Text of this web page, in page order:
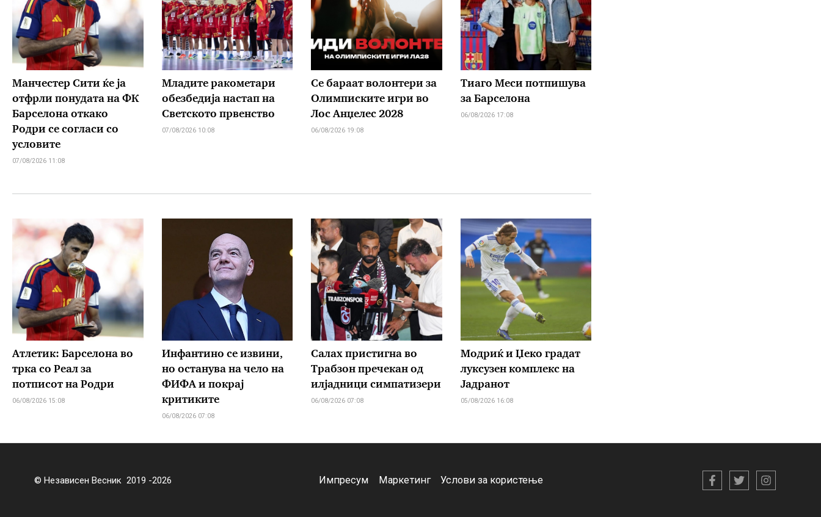
Манчестер Сити ќе ја
отфрли понудата на ФК
Барселона откако
Родри се согласи со
условите
07/08/2026 11:08
Младите ракометари
обезбедија настап на
Светското првенство
07/08/2026 10:08
Се бараат волонтери за
Олимписките игри во
Лос Анџелес 2028
06/08/2026 19:08
Тиаго Меси потпишува
за Барселона
06/08/2026 17:08
Атлетик: Барселона во
трка со Реал за
потписот на Родри
06/08/2026 15:08
Инфантино се извини,
но останува на чело на
ФИФА и покрај
критиките
06/08/2026 07:08
Салах пристигна во
Трабзон пречекан од
илјадници симпатизери
06/08/2026 07:08
Модриќ и Џеко градат
луксузен комплекс на
Јадранот
05/08/2026 16:08
© Независен Весник 2019 -2026 Импресум Маркетинг Услови за користење